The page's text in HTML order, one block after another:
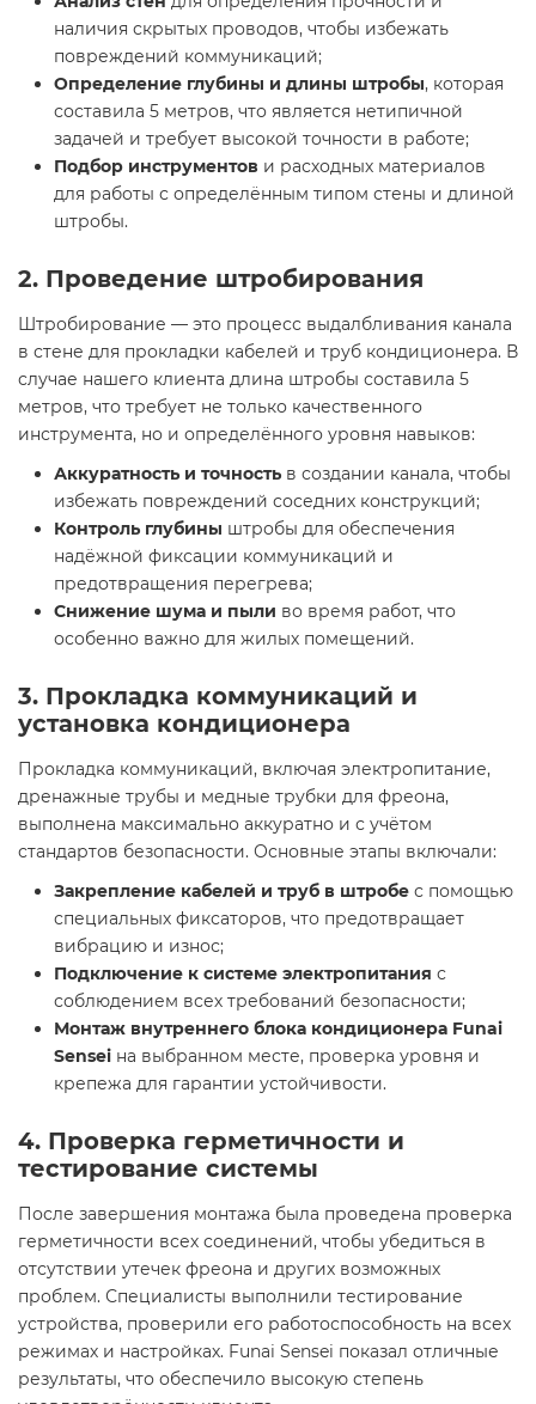
наличия скрытых проводов, чтобы избежать
повреждений коммуникаций;
Определение глубины и длины штробы, которая
составила 5 метров, что является нетипичной
задачей и требует высокой точности в работе;
Подбор инструментов и расходных материалов
для работы с определённым типом стены и длиной
штробы.
2. Проведение штробирования
Штробирование — это процесс выдалбливания канала
в стене для прокладки кабелей и труб кондиционера. В
случае нашего клиента длина штробы составила 5
метров, что требует не только качественного
инструмента, но и определённого уровня навыков:
Аккуратность и точность в создании канала, чтобы
избежать повреждений соседних конструкций;
Контроль глубины штробы для обеспечения
надёжной фиксации коммуникаций и
предотвращения перегрева;
Снижение шума и пыли во время работ, что
особенно важно для жилых помещений.
3. Прокладка коммуникаций и
установка кондиционера
Прокладка коммуникаций, включая электропитание,
дренажные трубы и медные трубки для фреона,
выполнена максимально аккуратно и с учётом
стандартов безопасности. Основные этапы включали:
Закрепление кабелей и труб в штробе с помощью
специальных фиксаторов, что предотвращает
вибрацию и износ;
Подключение к системе электропитания с
соблюдением всех требований безопасности;
Монтаж внутреннего блока кондиционера Funai
Sensei на выбранном месте, проверка уровня и
крепежа для гарантии устойчивости.
4. Проверка герметичности и
тестирование системы
После завершения монтажа была проведена проверка
герметичности всех соединений, чтобы убедиться в
отсутствии утечек фреона и других возможных
проблем. Специалисты выполнили тестирование
устройства, проверили его работоспособность на всех
режимах и настройках. Funai Sensei показал отличные
результаты, что обеспечило высокую степень